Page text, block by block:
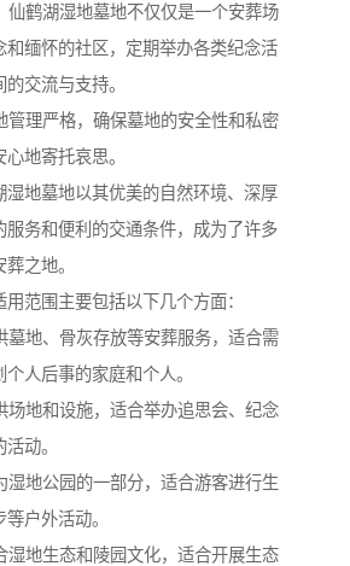
仙鹤湖湿地墓地不仅仅是一个安葬场
和缅怀的社区，定期举办各类纪念活
交流与支持。
管理严格，确保墓地的安全性和私密
地寄托哀思。
湿地墓地以其优美的自然环境、深厚
服务和便利的交通条件，成为了许多
之地。
范围主要包括以下几个方面：
墓地、骨灰存放等安葬服务，适合需
人后事的家庭和个人。
场地和设施，适合举办追思会、纪念
动。
湿地公园的一部分，适合游客进行生
户外活动。
湿地生态和陵园文化，适合开展生态